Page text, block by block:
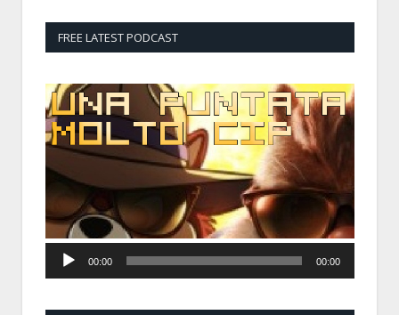
FREE LATEST PODCAST
Audio
Player
00:00 00:00